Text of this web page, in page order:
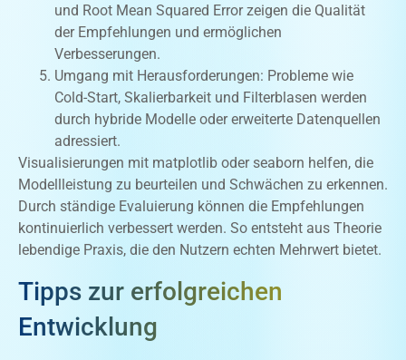
und Root Mean Squared Error zeigen die Qualität
der Empfehlungen und ermöglichen
Verbesserungen.
Umgang mit Herausforderungen: Probleme wie
Cold-Start, Skalierbarkeit und Filterblasen werden
durch hybride Modelle oder erweiterte Datenquellen
adressiert.
Visualisierungen mit matplotlib oder seaborn helfen, die
Modellleistung zu beurteilen und Schwächen zu erkennen.
Durch ständige Evaluierung können die Empfehlungen
kontinuierlich verbessert werden. So entsteht aus Theorie
lebendige Praxis, die den Nutzern echten Mehrwert bietet.
Tipps zur erfolgreichen
Entwicklung